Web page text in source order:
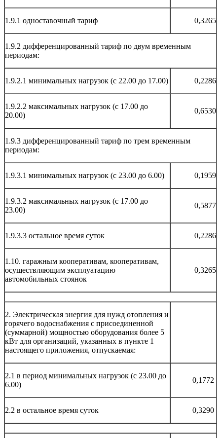
1.9.1 одноставочный тариф 0,3265
1.9.2 дифференцированный тариф по двум временным
периодам:
1.9.2.1 минимальных нагрузок (с 22.00 до 17.00) 0,2286
1.9.2.2 максимальных нагрузок (с 17.00 до
20.00)
0,6530
1.9.3 дифференцированный тариф по трем временным
периодам:
1.9.3.1 минимальных нагрузок (с 23.00 до 6.00) 0,1959
1.9.3.2 максимальных нагрузок (с 17.00 до
23.00)
0,5877
1.9.3.3 остальное время суток 0,2286
1.10. гаражным кооперативам, кооперативам,
осуществляющим эксплуатацию
автомобильных стоянок
0,3265
2. Электрическая энергия для нужд отопления и
горячего водоснабжения с присоединенной
(суммарной) мощностью оборудования более 5
кВт для организаций, указанных в пункте 1
настоящего приложения, отпускаемая:
2.1 в период минимальных нагрузок (с 23.00 до
6.00)
0,1772
2.2 в остальное время суток 0,3290